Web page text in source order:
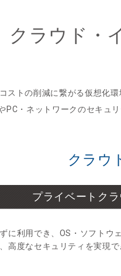
クラウド・
ストの削減に繋がる仮想化環
PC・ネットワークのセキュ
クラウ
プライベートク
に利用でき、OS・ソフトウ
高度なセキュリティを実現で